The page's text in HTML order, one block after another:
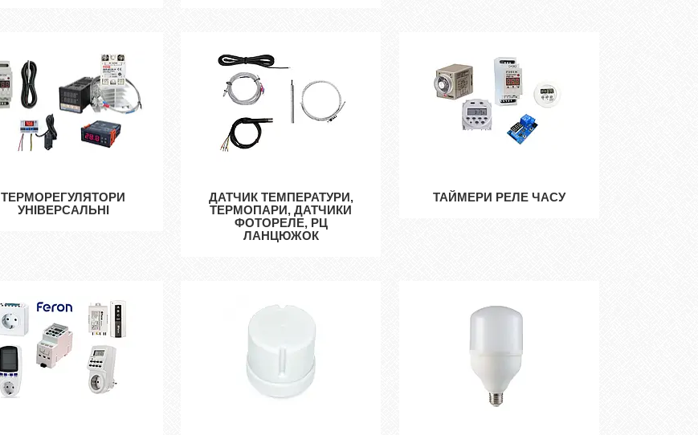
ТЕРМОРЕГУЛЯТОРИ
УНІВЕРСАЛЬНІ
ДАТЧИК ТЕМПЕРАТУРИ,
ТЕРМОПАРИ, ДАТЧИКИ
ФОТОРЕЛЕ, РЦ
ЛАНЦЮЖОК
ТАЙМЕРИ РЕЛЕ ЧАСУ